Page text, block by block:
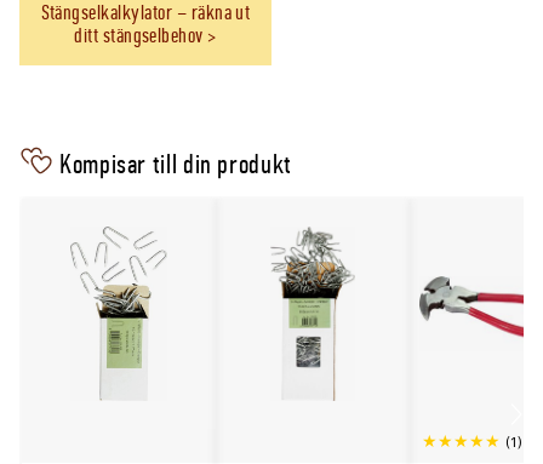
Stängselkalkylator – räkna ut
ditt stängselbehov
Kompisar till din produkt
(1)